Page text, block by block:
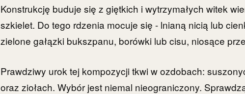
Konstrukcję buduje się z giętkich i wytrzymałych witek
szkielet. Do tego rdzenia mocuje się - lnianą nicią lub
zielone gałązki bukszpanu, borówki lub cisu, niosące
Prawdziwy urok tej kompozycji tkwi w ozdobach:
oraz ziołach. Wybór jest niemal nieograniczony.